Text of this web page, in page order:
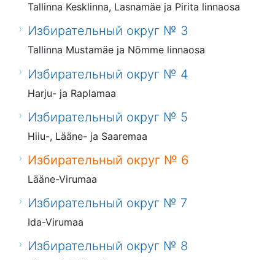
Tallinna Kesklinna, Lasnamäe ja Pirita linnaosa
Избирательный округ № 3
Tallinna Mustamäe ja Nõmme linnaosa
Избирательный округ № 4
Harju- ja Raplamaa
Избирательный округ № 5
Hiiu-, Lääne- ja Saaremaa
Избирательный округ № 6
Lääne-Virumaa
Избирательный округ № 7
Ida-Virumaa
Избирательный округ № 8